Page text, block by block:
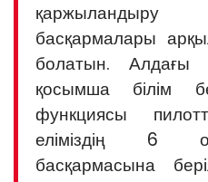
қаржыландыру
басқармалары
болатын.
қосымша білім
функциясы
еліміздің 6
басқармасына